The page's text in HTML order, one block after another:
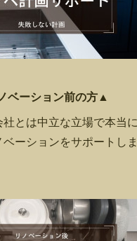
ベーション前の方▲
社とは中立な立場で本当に
ーションをサポートしま